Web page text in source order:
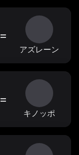
=
アズレーン
=
キノッポ